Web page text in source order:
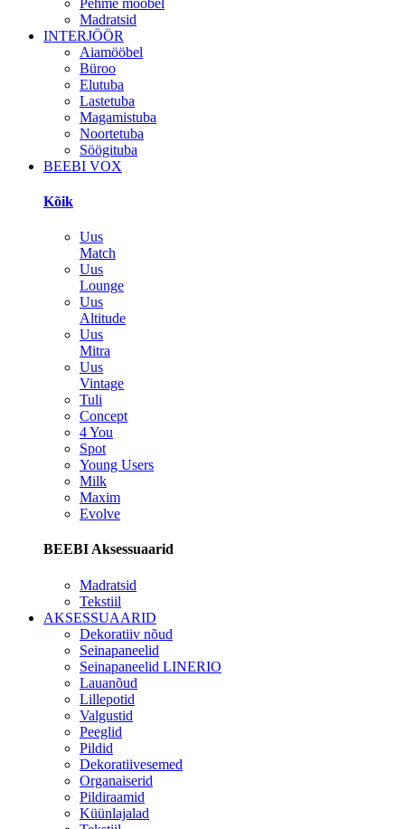
Madratsid
INTERJÖÖR
Aiamööbel
Büroo
Elutuba
Lastetuba
Magamistuba
Noortetuba
Söögituba
BEEBI VOX
Kõik
Uus
Match
Uus
Lounge
Uus
Altitude
Uus
Mitra
Uus
Vintage
Tuli
Concept
4 You
Spot
Young Users
Milk
Maxim
Evolve
BEEBI Aksessuaarid
Madratsid
Tekstiil
AKSESSUAARID
Dekoratiiv nõud
Seinapaneelid
Seinapaneelid LINERIO
Lauanõud
Lillepotid
Valgustid
Peeglid
Pildid
Dekoratiivesemed
Organaiserid
Pildiraamid
Küünlajalad